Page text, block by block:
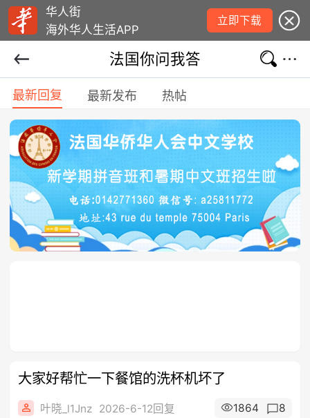
华人街
海外华人生活APP
立即下载
法国你问我答
最新回复 最新发布 热帖
大家好帮忙一下餐馆的洗杯机坏了
叶晓_l1Jnz 2026-6-12回复 1864 8